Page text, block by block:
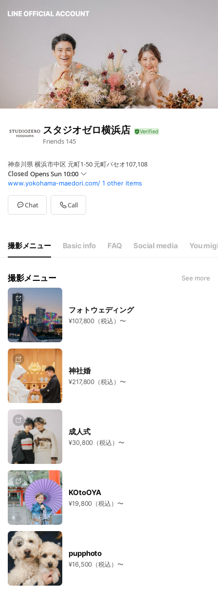
スタジオゼロ横浜店
Friends 145
神奈川県 横浜市中区 元町1-50 元町パセオ107,108
Closed Opens Sun 10:00
Sun10:00 - 19:00
Mon10:00 - 19:00
Tue10:00 - 19:00
Wed10:00 - 19:00
Sat10:00 - 19:00
www.yokohama-maedori.com/ 1 other items
Chat Call
撮影メニュー Basic info FAQ Social media You
撮影メニュー See more
フォトウェディング
¥107,800（税込）〜
神社婚
¥217,800（税込）〜
成人式
¥30,800（税込）〜
KOtoOYA
¥19,800（税込）〜
pupphoto
¥16,500（税込）〜